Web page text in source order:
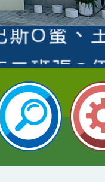
榮獲社
斯O蜜、
科展 國
老師、
二班張O
國小朗讀
師
桃園市中
榮獲教
名
2026世
小創客佳
桃園市中